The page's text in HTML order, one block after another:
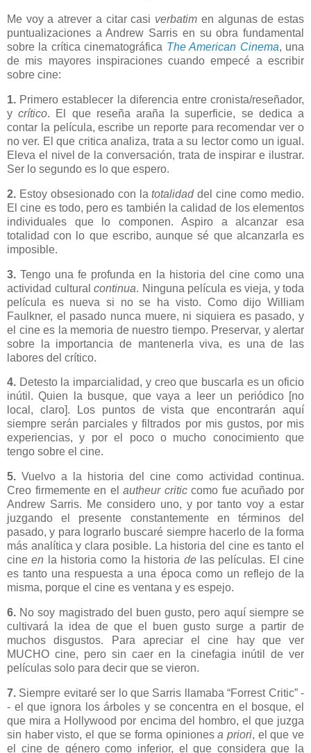
Me voy a atrever a citar casi verbatim en algunas de estas
puntualizaciones a Andrew Sarris en su obra fundamental
sobre la crítica cinematográfica The American Cinema, una
de mis mayores inspiraciones cuando empecé a escribir
sobre cine:
1. Primero establecer la diferencia entre cronista/reseñador,
ycrítico. El que reseña araña la superficie, se dedica a
contar la película, escribe un reporte para recomendar ver o
no ver. El que critica analiza, trata a su lector como un igual.
Eleva el nivel de la conversación, trata de inspirar e ilustrar.
Ser lo segundo es lo que espero.
2. Estoy obsesionado con latotalidaddel cine como medio.
El cine es todo, pero es también la calidad de los elementos
individuales que lo componen. Aspiro a alcanzar esa
totalidad con lo que escribo, aunque sé que alcanzarla es
imposible.
3. Tengo una fe profunda en la historia del cine como una
actividad cultural continua. Ninguna película es vieja, y toda
película es nueva si no se ha visto. Como dijo William
Faulkner, el pasado nunca muere, ni siquiera es pasado, y
el cine es la memoria de nuestro tiempo. Preservar, y alertar
sobre la importancia de mantenerla viva, es una de las
labores del crítico.
4. Detesto la imparcialidad, y creo que buscarla es un oficio
inútil. Quien la busque, que vaya a leer un periódico [no
local, claro]. Los puntos de vista que encontrarán aquí
siempre serán parciales y filtrados por mis gustos, por mis
experiencias, y por el poco o mucho conocimiento que
tengo sobre el cine.
5. Vuelvo a la historia del cine como actividad continua.
Creo firmemente en elautheur criticcomo fue acuñado por
Andrew Sarris. Me considero uno, y por tanto voy a estar
juzgando el presente constantemente en términos del
pasado, y para lograrlo buscaré siempre hacerlo de la forma
más analítica y clara posible. La historia del cine es tanto el
cineen la historia como la historia delas películas. El cine
es tanto una respuesta a una época como un reflejo de la
misma, porque el cine es ventana y es espejo.
6. No soy magistrado del buen gusto, pero aquí siempre se
cultivará la idea de que el buen gusto surge a partir de
muchos disgustos. Para apreciar el cine hay que ver
MUCHO cine, pero sin caer en la cinefagia inútil de ver
películas solo para decir que se vieron.
7. Siempre evitaré ser lo que Sarris llamaba “Forrest Critic” -
- el que ignora los árboles y se concentra en el bosque, el
que mira a Hollywood por encima del hombro, el que juzga
sin haber visto, el que se forma opinionesa priori, el que ve
el cine de género como inferior, el que considera que la